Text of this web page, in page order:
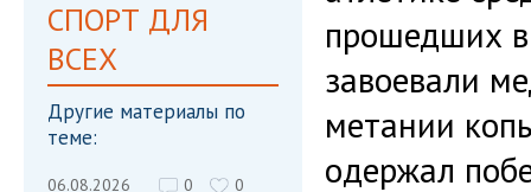
СПОРТ ДЛЯ
ВСЕХ
Другие материалы по
теме:
06.08.2026 0 0
прошедших в
завоевали
метании
одержал